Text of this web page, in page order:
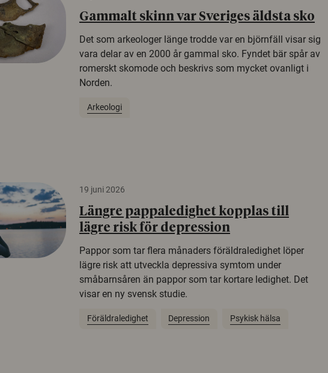
Gammalt skinn var Sveriges äldsta sko
Det som arkeologer länge trodde var en björnfäll visar sig
vara delar av en 2000 år gammal sko. Fyndet bär spår av
romerskt skomode och beskrivs som mycket ovanligt i
Norden.
Arkeologi
19 juni 2026
Längre pappaledighet kopplas till
lägre risk för depression
Pappor som tar flera månaders föräldraledighet löper
lägre risk att utveckla depressiva symtom under
småbarnsåren än pappor som tar kortare ledighet. Det
visar en ny svensk studie.
Föräldraledighet Depression Psykisk hälsa